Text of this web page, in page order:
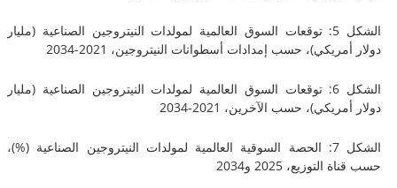
الشكل 5: توقعات السوق العالمية لمولدات النيتروجين الصناعية (مليار
حسب إمدادات أسطوانات النيتروجين، 2021-2034
الشكل 6: توقعات السوق العالمية لمولدات النيتروجين الصناعية (مليار
حسب الآخرين، 2021-2034
الشكل 7: الحصة السوقية العالمية لمولدات النيتروجين الصناعية (%)،
2025 و2034